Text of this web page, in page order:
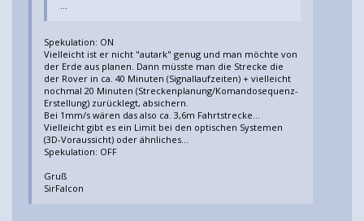
Spekulation: ON
Vielleicht ist er nicht "autark" genug und man möchte von
der Erde aus planen. Dann müsste man die Strecke die
der Rover in ca. 40 Minuten (Signallaufzeiten) + vielleicht
nochmal 20 Minuten (Streckenplanung/Komandosequenz-
Erstellung) zurücklegt, absichern.
Bei 1mm/s wären das also ca. 3,6m Fahrtstrecke...
Vielleicht gibt es ein Limit bei den optischen Systemen
(3D-Voraussicht) oder ähnliches...
Spekulation: OFF
Gruß
SirFalcon